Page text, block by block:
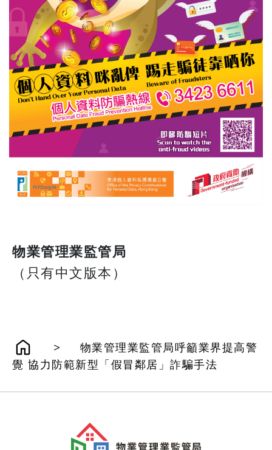
物業管理業監管局
（只有中文版本）
>
物業管理業監管局呼籲業界提高警
覺 協力防範新型「假冒鄰居」詐騙手法